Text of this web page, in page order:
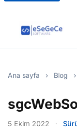
Ana sayfa › Blog ›
5 Ekim 2022 ·